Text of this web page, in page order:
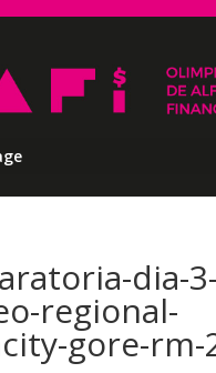
dia-3-
regional-
gore-rm-